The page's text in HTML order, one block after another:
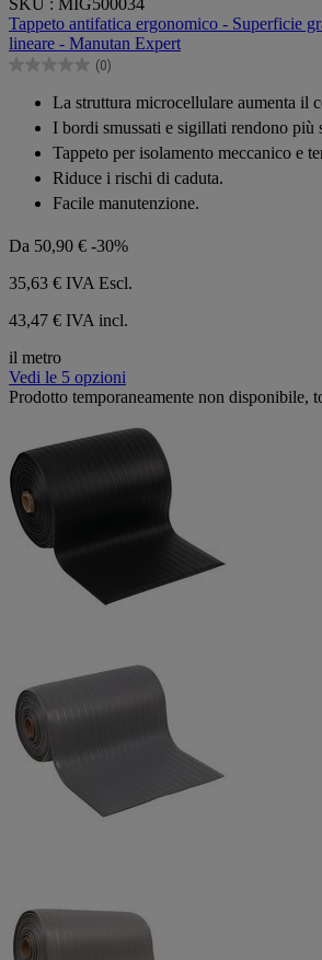
su
5
stelle.
SKU : MIG500034
Tappeto antifatica ergonomico - Superficie
lineare - Manutan Expert
(0)
0.0
stelle.
La struttura microcellulare aumenta il
I bordi smussati e sigillati rendono più
Tappeto per isolamento meccanico e
Riduce i rischi di caduta.
Facile manutenzione.
Da 50,90 € -30%
35,63 € IVA Escl.
43,47 € IVA incl.
il metro
Vedi le 5 opzioni
Prodotto temporaneamente non disponibile,